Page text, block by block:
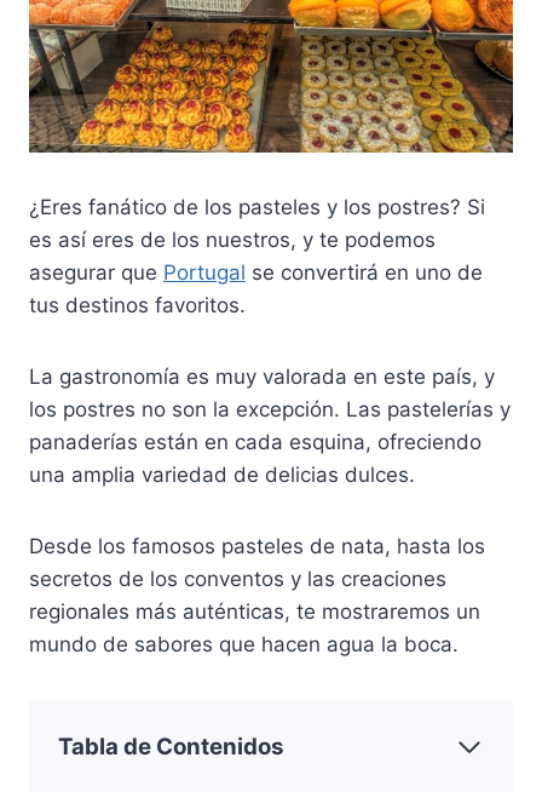
¿Eres fanático de los pasteles y los postres? Si
es así eres de los nuestros, y te podemos
asegurar que Portugal se convertirá en uno de
tus destinos favoritos.
La gastronomía es muy valorada en este país, y
los postres no son la excepción. Las pastelerías y
panaderías están en cada esquina, ofreciendo
una amplia variedad de delicias dulces.
Desde los famosos pasteles de nata, hasta los
secretos de los conventos y las creaciones
regionales más auténticas, te mostraremos un
mundo de sabores que hacen agua la boca.
Tabla de Contenidos